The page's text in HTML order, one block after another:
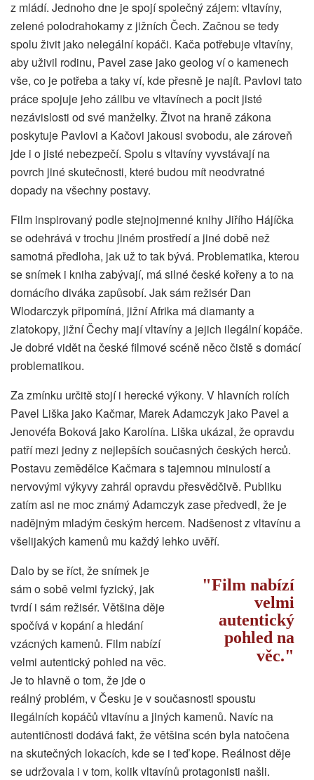
z mládí. Jednoho dne je spojí společný zájem: vltavíny,
zelené polodrahokamy z jižních Čech. Začnou se tedy
spolu živit jako nelegální kopáči. Kača potřebuje vltavíny,
aby uživil rodinu, Pavel zase jako geolog ví o kamenech
vše, co je potřeba a taky ví, kde přesně je najít. Pavlovi tato
práce spojuje jeho zálibu ve vltavínech a pocit jisté
nezávislosti od své manželky. Život na hraně zákona
poskytuje Pavlovi a Kačovi jakousi svobodu, ale zároveň
jde i o jisté nebezpečí. Spolu s vltavíny vyvstávají na
povrch jiné skutečnosti, které budou mít neodvratné
dopady na všechny postavy.
Film inspirovaný podle stejnojmenné knihy Jiřího Hájíčka
se odehrává v trochu jiném prostředí a jiné době než
samotná předloha, jak už to tak bývá. Problematika, kterou
se snímek i kniha zabývají, má silné české kořeny a to na
domácího diváka zapůsobí. Jak sám režisér Dan
Wlodarczyk připomíná, jižní Afrika má diamanty a
zlatokopy, jižní Čechy mají vltavíny a jejich ilegální kopáče.
Je dobré vidět na české filmové scéně něco čistě s domácí
problematikou.
Za zmínku určitě stojí i herecké výkony. V hlavních rolích
Pavel Liška jako Kačmar, Marek Adamczyk jako Pavel a
Jenovéfa Boková jako Karolína. Liška ukázal, že opravdu
patří mezi jedny z nejlepších současných českých herců.
Postavu zemědělce Kačmara s tajemnou minulostí a
nervovými výkyvy zahrál opravdu přesvědčivě. Publiku
zatím asi ne moc známý Adamczyk zase předvedl, že je
nadějným mladým českým hercem. Nadšenost z vltavínu a
všelijakých kamenů mu každý lehko uvěří.
Film nabízí
velmi
autentický
pohled na
věc.
Dalo by se říct, že snímek je
sám o sobě velmi fyzický, jak
tvrdí i sám režisér. Většina děje
spočívá v kopání a hledání
vzácných kamenů. Film nabízí
velmi autentický pohled na věc.
Je to hlavně o tom, že jde o
reálný problém, v Česku je v současnosti spoustu
ilegálních kopáčů vltavínu a jiných kamenů. Navíc na
autentičnosti dodává fakt, že většina scén byla natočena
na skutečných lokacích, kde se i teď kope. Reálnost děje
se udržovala i v tom, kolik vltavínů protagonisti našli.